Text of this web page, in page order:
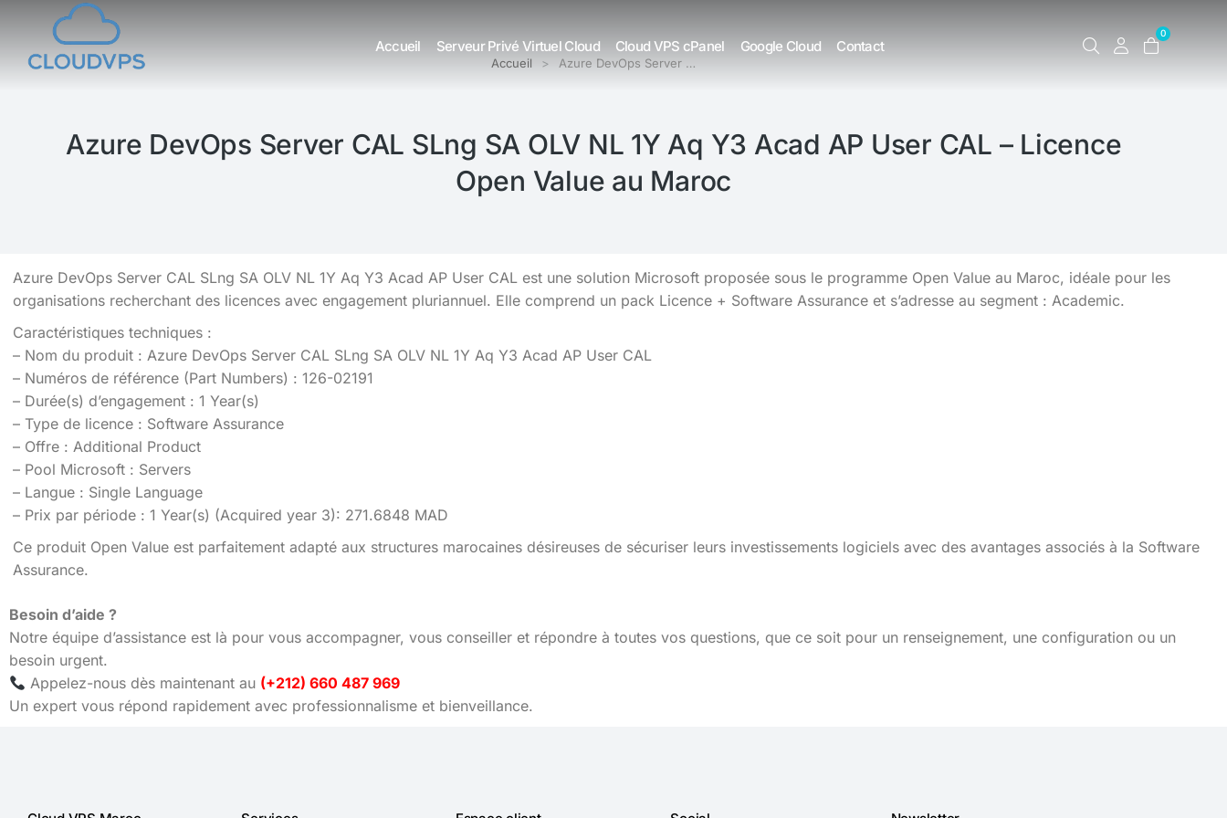
Accueil Serveur Privé Virtuel Cloud Cloud VPS cPanel Google Cloud Contact
0
Vous êtes ici : Accueil Azure DevOps Server …
Azure DevOps Server CAL SLng SA OLV NL 1Y Aq Y3 Acad AP User CAL – Licence
Open Value au Maroc
Azure DevOps Server CAL SLng SA OLV NL 1Y Aq Y3 Acad AP User CAL est une solution Microsoft proposée sous le programme Open Value au Maroc, idéale pour les
organisations recherchant des licences avec engagement pluriannuel. Elle comprend un pack Licence + Software Assurance et s’adresse au segment : Academic.
Caractéristiques techniques :
– Nom du produit : Azure DevOps Server CAL SLng SA OLV NL 1Y Aq Y3 Acad AP User CAL
– Numéros de référence (Part Numbers) : 126-02191
– Durée(s) d’engagement : 1 Year(s)
– Type de licence : Software Assurance
– Offre : Additional Product
– Pool Microsoft : Servers
– Langue : Single Language
– Prix par période : 1 Year(s) (Acquired year 3): 271.6848 MAD
Ce produit Open Value est parfaitement adapté aux structures marocaines désireuses de sécuriser leurs investissements logiciels avec des avantages associés à la Software
Assurance.
Besoin d’aide ?
Notre équipe d’assistance est là pour vous accompagner, vous conseiller et répondre à toutes vos questions, que ce soit pour un renseignement, une configuration ou un
besoin urgent.
Appelez-nous dès maintenant au (+212) 660 487 969
Un expert vous répond rapidement avec professionnalisme et bienveillance.